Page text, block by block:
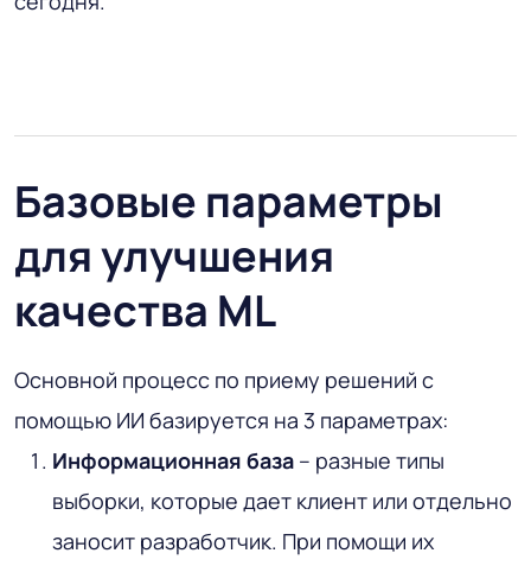
Базовые параметры
для улучшения
качества ML
Основной процесс по приему решений с
помощью ИИ базируется на 3 параметрах:
Информационная база – разные типы
выборки, которые дает клиент или отдельно
заносит разработчик. При помощи их